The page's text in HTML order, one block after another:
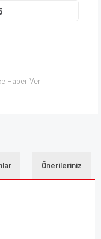
Haber Ver
Önerileriniz